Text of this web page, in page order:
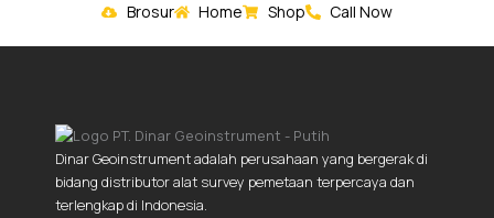
Brosur Home Shop Call Now
Dinar Geoinstrument adalah perusahaan yang bergerak di
bidang distributor alat survey pemetaan terpercaya dan
terlengkap di Indonesia.